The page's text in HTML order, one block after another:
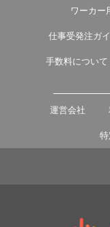
ワーカー
仕事受発注ガ
手数料について
運営会社